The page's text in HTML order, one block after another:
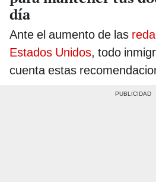
día
Ante el aumento de las
Estados Unidos, todo
cuenta estas